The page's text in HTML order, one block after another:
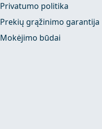
Privatumo politika
Prekių grąžinimo garantija
Mokėjimo būdai